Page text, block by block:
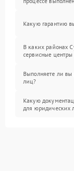
Какую гарантию
В каких районах
сервисные центры
Выполняете ли
лиц?
Какую
для юридических